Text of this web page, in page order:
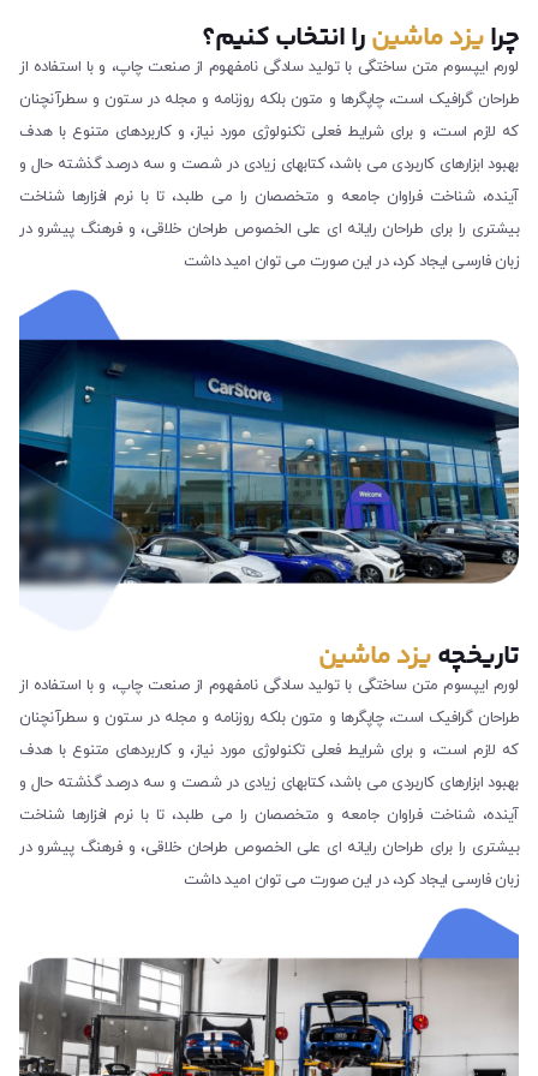
چرایزد ماشینرا انتخاب کنیم؟
لورم ایپسوم متن ساختگی با تولید سادگی نامفهوم از صنعت چاپ، و با استفاده از
طراحان گرافیک است، چاپگرها و متون بلکه روزنامه و مجله در ستون و سطرآنچنان
که لازم است، و برای شرایط فعلی تکنولوژی مورد نیاز، و کاربردهای متنوع با هدف
بهبود ابزارهای کاربردی می باشد، کتابهای زیادی در شصت و سه درصد گذشته حال و
آینده، شناخت فراوان جامعه و متخصصان را می طلبد، تا با نرم افزارها شناخت
بیشتری را برای طراحان رایانه ای علی الخصوص طراحان خلاقی، و فرهنگ پیشرو در
زبان فارسی ایجاد کرد، در این صورت می توان امید داشت
تاریخچهیزد ماشین
لورم ایپسوم متن ساختگی با تولید سادگی نامفهوم از صنعت چاپ، و با استفاده از
طراحان گرافیک است، چاپگرها و متون بلکه روزنامه و مجله در ستون و سطرآنچنان
که لازم است، و برای شرایط فعلی تکنولوژی مورد نیاز، و کاربردهای متنوع با هدف
بهبود ابزارهای کاربردی می باشد، کتابهای زیادی در شصت و سه درصد گذشته حال و
آینده، شناخت فراوان جامعه و متخصصان را می طلبد، تا با نرم افزارها شناخت
بیشتری را برای طراحان رایانه ای علی الخصوص طراحان خلاقی، و فرهنگ پیشرو در
زبان فارسی ایجاد کرد، در این صورت می توان امید داشت